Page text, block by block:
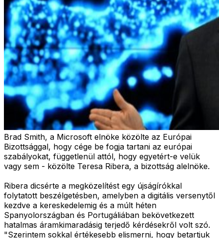
Brad Smith, a Microsoft elnöke közölte az Európai
Bizottsággal, hogy cége be fogja tartani az európai
szabályokat, függetlenül attól, hogy egyetért-e velük
vagy sem - közölte Teresa Ribera, a bizottság alelnöke.
Ribera dicsérte a megközelítést egy újságírókkal
folytatott beszélgetésben, amelyben a digitális versenytől
kezdve a kereskedelemig és a múlt héten
Spanyolországban és Portugáliában bekövetkezett
hatalmas áramkimaradásig terjedő kérdésekről volt szó.
"Szerintem sokkal értékesebb elismerni, hogy betartjuk